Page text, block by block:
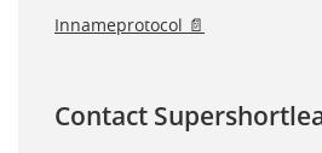
Innameprotocol 📄
Contact